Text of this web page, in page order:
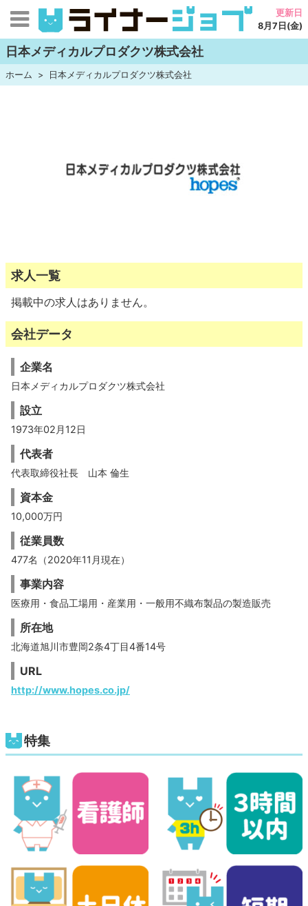
更新日
8月7日(金)
日本メディカルプロダクツ株式会社
ホーム 日本メディカルプロダクツ株式会社
求人一覧
掲載中の求人はありません。
会社データ
企業名
日本メディカルプロダクツ株式会社
設立
1973年02月12日
代表者
代表取締役社長 山本 倫生
資本金
10,000万円
従業員数
477名（2020年11月現在）
事業内容
医療用・食品工場用・産業用・一般用不織布製品の製造販売
所在地
北海道旭川市豊岡2条4丁目4番14号
URL
http://www.hopes.co.jp/
特集